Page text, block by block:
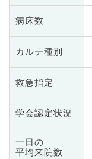
病床数
カルテ種別
救急指定
学会認定状況
一日の
平均来院数